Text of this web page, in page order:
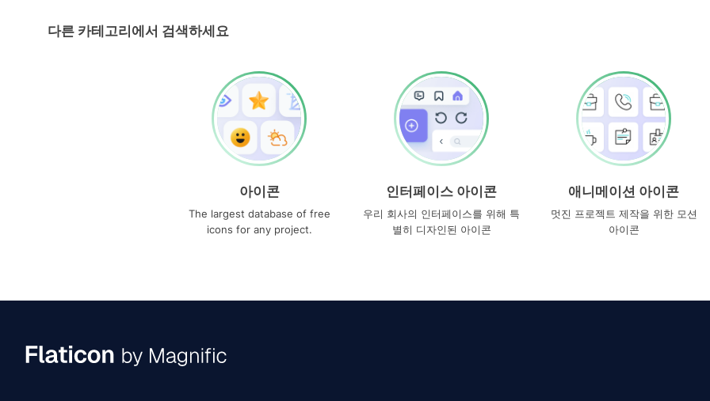
다른 카테고리에서 검색하세요
아이콘
The largest database of free
icons for any project.
인터페이스 아이콘
우리 회사의 인터페이스를 위해 특
별히 디자인된 아이콘
애니메이션 아이콘
멋진 프로젝트 제작을 위한 모션
아이콘